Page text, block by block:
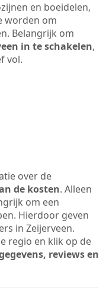
en boeidelen,
worden om
Belangrijk om
in te schakelen,
vol.
over de
de kosten. Alleen
om een
Hierdoor geven
in Zeijerveen.
regio en klik op de
reviews en